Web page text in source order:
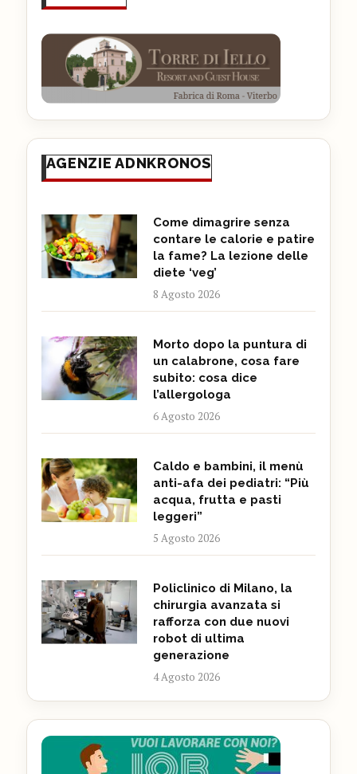
AGENZIE ADNKRONOS
Come dimagrire senza
contare le calorie e patire
la fame? La lezione delle
diete ‘veg’
8 Agosto 2026
Morto dopo la puntura di
un calabrone, cosa fare
subito: cosa dice
l’allergologa
6 Agosto 2026
Caldo e bambini, il menù
anti-afa dei pediatri: “Più
acqua, frutta e pasti
leggeri”
5 Agosto 2026
Policlinico di Milano, la
chirurgia avanzata si
rafforza con due nuovi
robot di ultima
generazione
4 Agosto 2026